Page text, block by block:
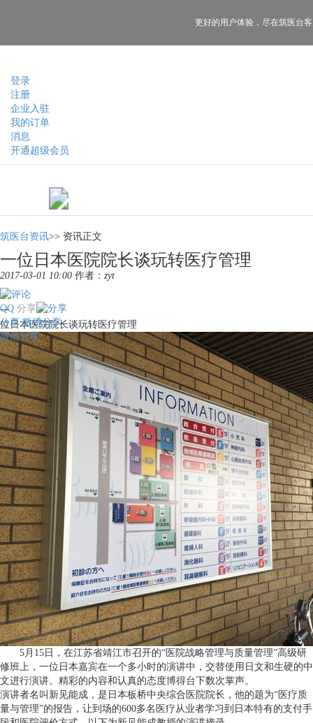
登录
注册
企业入驻
我的订单
消息
开通超级会员
更好的用户体验， 尽在筑医台
筑医台资讯>> 资讯正文
一位日本医院院长谈玩转医疗管理
2017-03-01 10:00 作者： zyt
分享
QQ
分享 微博分享
微信分享
一
位日本医院院长谈玩转医疗管理
5月15日，在江苏省靖江市召开的“医院战略管理与质量管理”高级研
修班上，一位日本嘉宾在一个多小时的演讲中，交替使用日文和生硬的中
文进行演讲。精彩的内容和认真的态度博得台下数次掌声。
演讲者名叫新见能成，是日本板桥中央综合医院院长，他的题为“医疗质
量与管理”的报告，让到场的600多名医疗从业者学习到日本特有的支付手